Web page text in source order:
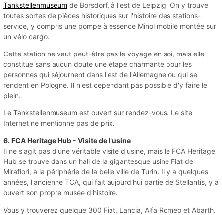
Tankstellenmuseum de Borsdorf, à l'est de Leipzig. On y trouve
toutes sortes de pièces historiques sur l'histoire des stations-
service, y compris une pompe à essence Minol mobile montée sur
un vélo cargo.
Cette station ne vaut peut-être pas le voyage en soi, mais elle
constitue sans aucun doute une étape charmante pour les
personnes qui séjournent dans l'est de l'Allemagne ou qui se
rendent en Pologne. Il n'est cependant pas possible d'y faire le
plein.
Le Tankstellenmuseum est ouvert sur rendez-vous. Le site
Internet ne mentionne pas de prix.
6. FCA Heritage Hub - Visite de l'usine
Il ne s'agit pas d'une véritable visite d'usine, mais le FCA Heritage
Hub se trouve dans un hall de la gigantesque usine Fiat de
Mirafiori, à la périphérie de la belle ville de Turin. Il y a quelques
années, l'ancienne TCA, qui fait aujourd'hui partie de Stellantis, y a
ouvert son propre musée d'histoire.
Vous y trouverez quelque 300 Fiat, Lancia, Alfa Romeo et Abarth.